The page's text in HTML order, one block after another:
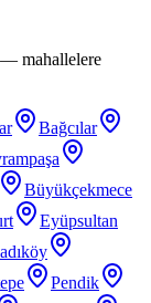
— mahallelere
Bağcılar
Büyükçekmece
Eyüpsultan
Pendik